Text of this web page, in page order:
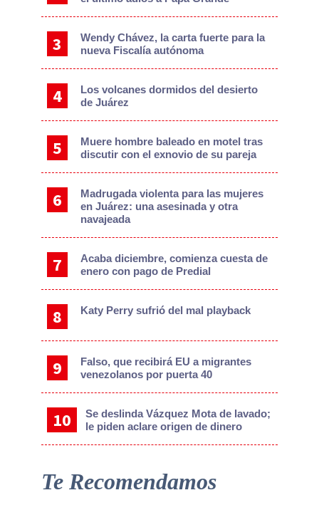
Wendy Chávez, la carta fuerte para la
nueva Fiscalía autónoma
Los volcanes dormidos del desierto
de Juárez
Muere hombre baleado en motel tras
discutir con el exnovio de su pareja
Madrugada violenta para las mujeres
en Juárez: una asesinada y otra
navajeada
Acaba diciembre, comienza cuesta de
enero con pago de Predial
Katy Perry sufrió del mal playback
Falso, que recibirá EU a migrantes
venezolanos por puerta 40
Se deslinda Vázquez Mota de lavado;
le piden aclare origen de dinero
Te Recomendamos